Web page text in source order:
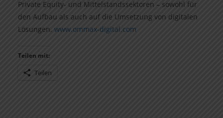
Private Equity- und Mittelstandssektoren – sowohl für
den Aufbau als auch auf die Umsetzung von digitalen
Lösungen. www.ommax-digital.com
Teilen mit:
Teilen